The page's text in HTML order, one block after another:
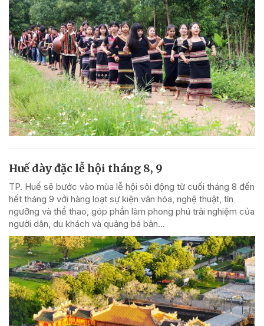
Huế dày đặc lễ hội tháng 8, 9
TP. Huế sẽ bước vào mùa lễ hội sôi động từ cuối tháng 8 đến
hết tháng 9 với hàng loạt sự kiện văn hóa, nghệ thuật, tín
ngưỡng và thể thao, góp phần làm phong phú trải nghiệm của
người dân, du khách và quảng bá bản...